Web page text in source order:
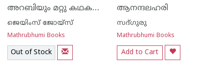
അറബിയും മറ്റു കഥകളും
ജെയിംസ് ജോയ്‌സ്
Mathrubhumi Books
Out of Stock
ആനന്ദലഹരി
സദ്ഗുരു
Mathrubhumi Books
Add to Cart